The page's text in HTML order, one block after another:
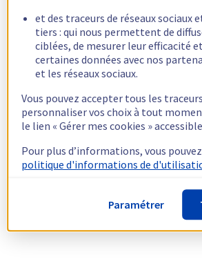
et des traceurs de réseaux sociaux
tiers : qui nous permettent de
ciblées, de mesurer leur efficacité
certaines données avec nos
et les réseaux sociaux.
Vous pouvez accepter tous les
personnaliser vos choix à tout
le lien « Gérer mes cookies »
Pour plus d’informations, vous
politique d'informations de
Paramétrer